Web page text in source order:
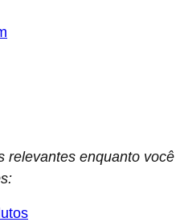
relevantes enquanto você